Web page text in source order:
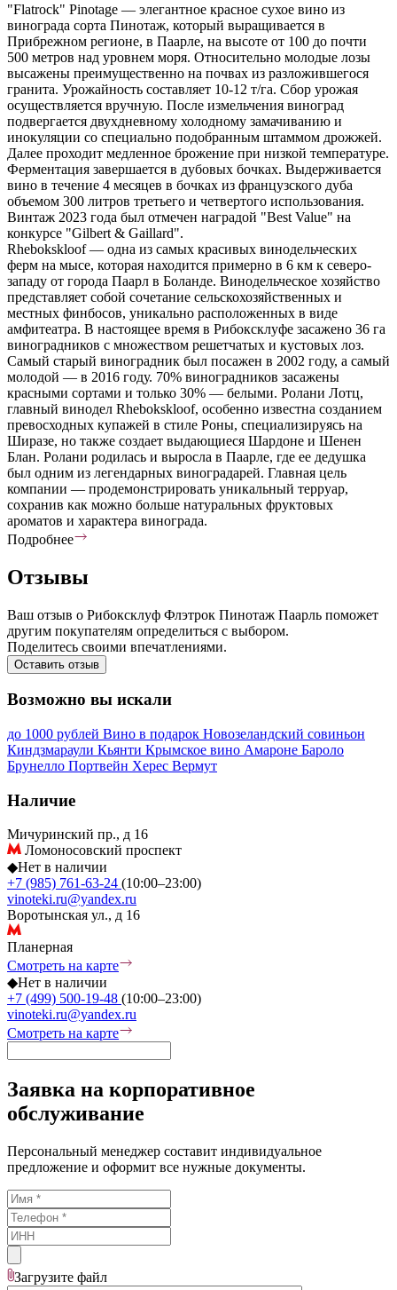
"Flatrock" Pinotage — элегантное красное сухое вино из
винограда сорта Пинотаж, который выращивается в
Прибрежном регионе, в Паарле, на высоте от 100 до почти
500 метров над уровнем моря. Относительно молодые лозы
высажены преимущественно на почвах из разложившегося
гранита. Урожайность составляет 10-12 т/га. Сбор урожая
осуществляется вручную. После измельчения виноград
подвергается двухдневному холодному замачиванию и
инокуляции со специально подобранным штаммом дрожжей.
Далее проходит медленное брожение при низкой температуре.
Ферментация завершается в дубовых бочках. Выдерживается
вино в течение 4 месяцев в бочках из французского дуба
объемом 300 литров третьего и четвертого использования.
Винтаж 2023 года был отмечен наградой "Best Value" на
конкурсе "Gilbert & Gaillard".
Rhebokskloof — одна из самых красивых винодельческих
ферм на мысе, которая находится примерно в 6 км к северо-
западу от города Паарл в Боланде. Винодельческое хозяйство
представляет собой сочетание сельскохозяйственных и
местных финбосов, уникально расположенных в виде
амфитеатра. В настоящее время в Рибоксклуфе засажено 36 га
виноградников с множеством решетчатых и кустовых лоз.
Самый старый виноградник был посажен в 2002 году, а самый
молодой — в 2016 году. 70% виноградников засажены
красными сортами и только 30% — белыми. Ролани Лотц,
главный винодел Rhebokskloof, особенно известна созданием
превосходных купажей в стиле Роны, специализируясь на
Ширазе, но также создает выдающиеся Шардоне и Шенен
Блан. Ролани родилась и выросла в Паарле, где ее дедушка
был одним из легендарных виноградарей. Главная цель
компании — продемонстрировать уникальный терруар,
сохранив как можно больше натуральных фруктовых
ароматов и характера винограда.
Подробнее
Отзывы
Ваш отзыв о Рибоксклуф Флэтрок Пинотаж Паарль поможет
другим покупателям определиться с выбором.
Поделитесь своими впечатлениями.
Оставить отзыв
Возможно вы искали
до 1000 рублей Вино в подарок Новозеландский совиньон
Киндзмараули Кьянти Крымское вино Амароне Бароло
Брунелло Портвейн Херес Вермут
Наличие
Мичуринский пр., д 16
Ломоносовский проспект
◆Нет в наличии
+7 (985) 761-63-24 (10:00–23:00)
vinoteki.ru@yandex.ru
Воротынская ул., д 16
Планерная
Смотреть на карте
◆Нет в наличии
+7 (499) 500-19-48 (10:00–23:00)
vinoteki.ru@yandex.ru
Смотреть на карте
Заявка на корпоративное
обслуживание
Персональный менеджер составит индивидуальное
предложение и оформит все нужные документы.
Загрузите файл